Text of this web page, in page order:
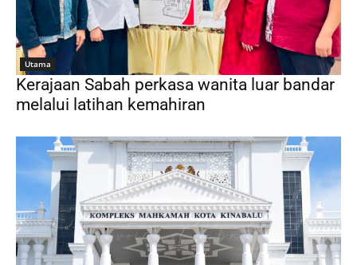
Utama
Kerajaan Sabah perkasa wanita luar bandar
melalui latihan kemahiran